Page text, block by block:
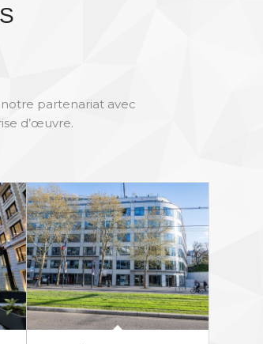
partenariat avec
d’œuvre.